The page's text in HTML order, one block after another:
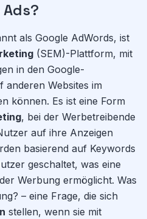
als Google AdWords, ist
(SEM)-Plattform, mit
in den Google-
anderen Websites im
können. Es ist eine Form
, bei der Werbetreibende
auf ihre Anzeigen
basierend auf Keywords
geschaltet, was eine
Werbung ermöglicht. Was
– eine Frage, die sich
stellen, wenn sie mit